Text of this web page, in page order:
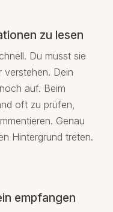
zu lesen
Du musst sie
verstehen. Dein
auf. Beim
oft zu prüfen,
Genau
Hintergrund treten.
empfangen